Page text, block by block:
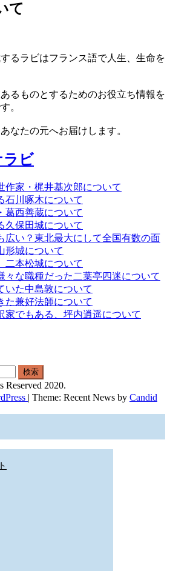
て
るラビはフランス語で人生、生命を
るものとするためのお役立ち情報を
。
なたの元へお届けします。
ラビ
作家・梶井基次郎について
石川啄木について
葛西善蔵について
久保田城について
広い？東北最大にして全国有数の面
形城について
二本松城について
々な職種だった二葉亭四迷について
いた中島敦について
た兼好法師について
家でもある、坪内逍遥について
2020.
| Theme: Recent News by Candid